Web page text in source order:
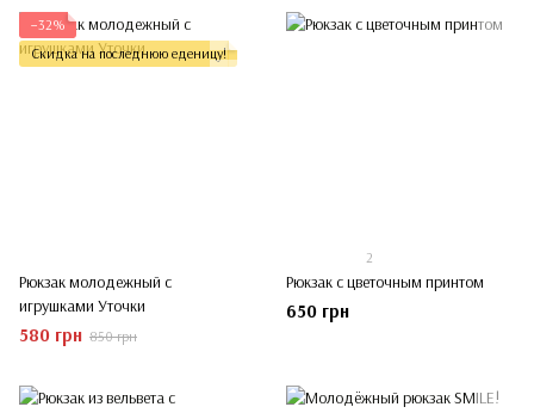
−32%
Скидка на последнюю еденицу!
Рюкзак молодежный с
игрушками Уточки
580 грн 850 грн
2
Рюкзак с цветочным принтом
650 грн